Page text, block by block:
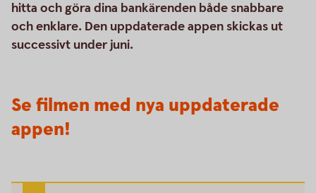
hitta och göra dina bankärenden både snabbare
och enklare. Den uppdaterade appen skickas ut
successivt under juni.
Se filmen med nya uppdaterade
appen!